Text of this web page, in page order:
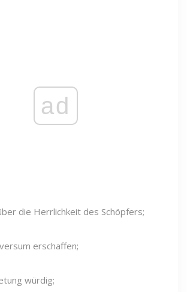
ad
die Herrlichkeit des Schöpfers;
erschaffen;
würdig;